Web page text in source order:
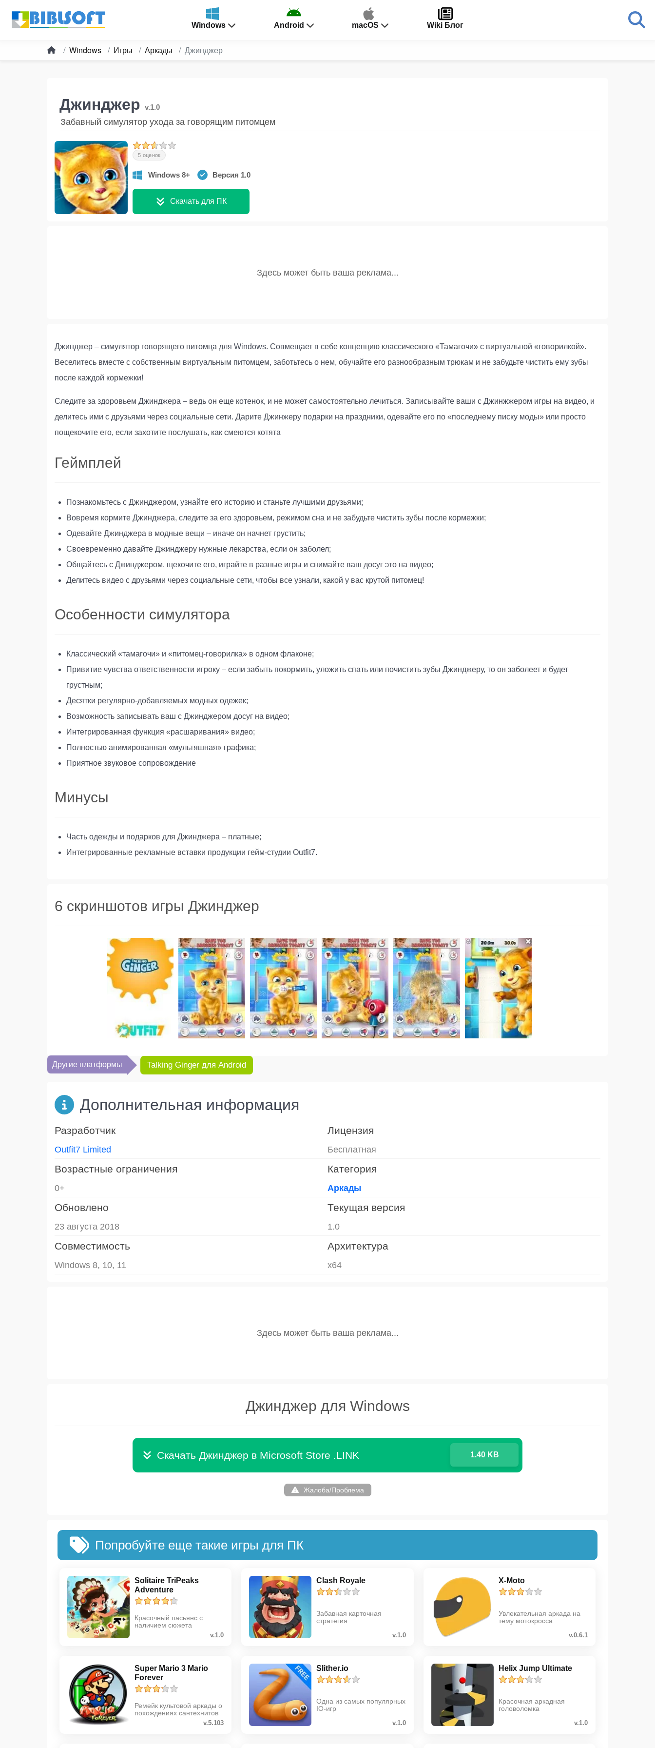
Windows Android macOS Wiki Блог
Windows Игры Аркады Джинджер
Джинджер v.1.0
Забавный симулятор ухода за говорящим питомцем
5 оценок
Windows 8+ Версия 1.0
Скачать для ПК
Джинджер – симулятор говорящего питомца для Windows. Совмещает в себе концепцию классического «Тамагочи» с виртуальной «говорилкой».
Веселитесь вместе с собственным виртуальным питомцем, заботьтесь о нем, обучайте его разнообразным трюкам и не забудьте чистить ему зубы
после каждой кормежки!
Следите за здоровьем Джинджера – ведь он еще котенок, и не может самостоятельно лечиться. Записывайте ваши с Джинжжером игры на видео, и
делитесь ими с друзьями через социальные сети. Дарите Джинжеру подарки на праздники, одевайте его по «последнему писку моды» или просто
пощекочите его, если захотите послушать, как смеются котята
Геймплей
Познакомьтесь с Джинджером, узнайте его историю и станьте лучшими друзьями;
Вовремя кормите Джинджера, следите за его здоровьем, режимом сна и не забудьте чистить зубы после кормежки;
Одевайте Джинджера в модные вещи – иначе он начнет грустить;
Своевременно давайте Джинджеру нужные лекарства, если он заболел;
Общайтесь с Джинджером, щекочите его, играйте в разные игры и снимайте ваш досуг это на видео;
Делитесь видео с друзьями через социальные сети, чтобы все узнали, какой у вас крутой питомец!
Особенности симулятора
Классический «тамагочи» и «питомец-говорилка» в одном флаконе;
Привитие чувства ответственности игроку – если забыть покормить, уложить спать или почистить зубы Джинджеру, то он заболеет и будет
грустным;
Десятки регулярно-добавляемых модных одежек;
Возможность записывать ваш с Джинджером досуг на видео;
Интегрированная функция «расшаривания» видео;
Полностью анимированная «мультяшная» графика;
Приятное звуковое сопровождение
Минусы
Часть одежды и подарков для Джинджера – платные;
Интегрированные рекламные вставки продукции гейм-студии Outfit7.
6 скриншотов игры Джинджер
Другие платформы Talking Ginger для Android
Дополнительная информация
Разработчик
Outfit7 Limited
Лицензия
Бесплатная
Возрастные ограничения
0+
Категория
Аркады
Обновлено
23 августа 2018
Текущая версия
1.0
Совместимость
Windows 8, 10, 11
Архитектура
x64
Джинджер для Windows
Скачать Джинджер в Microsoft Store .LINK 1.40 KB
Жалоба/Проблема
Попробуйте еще такие игры для ПК
Solitaire TriPeaks
Adventure
Красочный пасьянс с
наличием сюжета
v.1.0
Clash Royale
Забавная карточная
стратегия
v.1.0
X-Moto
Увлекательная аркада на
тему мотокросса
v.0.6.1
Super Mario 3 Mario
Forever
Ремейк культовой аркады о
похождениях сантехнитов
v.5.103
Slither.io
Одна из самых популярных
IO-игр
v.1.0
Helix Jump Ultimate
Красочная аркадная
головоломка
v.1.0